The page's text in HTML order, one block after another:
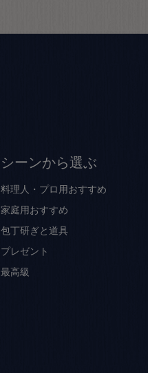
シーンから選ぶ
料理人・プロ用おすすめ
家庭用おすすめ
包丁研ぎと道具
プレゼント
最高級